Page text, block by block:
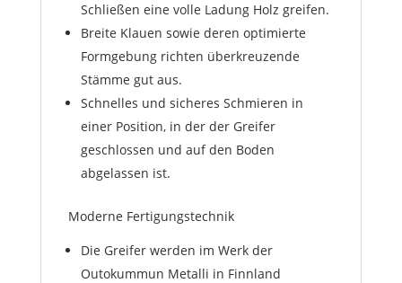
Schließen eine volle Ladung Holz greifen.
Breite Klauen sowie deren optimierte
Formgebung richten überkreuzende
Stämme gut aus.
Schnelles und sicheres Schmieren in
einer Position, in der der Greifer
geschlossen und auf den Boden
abgelassen ist.
Moderne Fertigungstechnik
Die Greifer werden im Werk der
Outokummun Metalli in Finnland